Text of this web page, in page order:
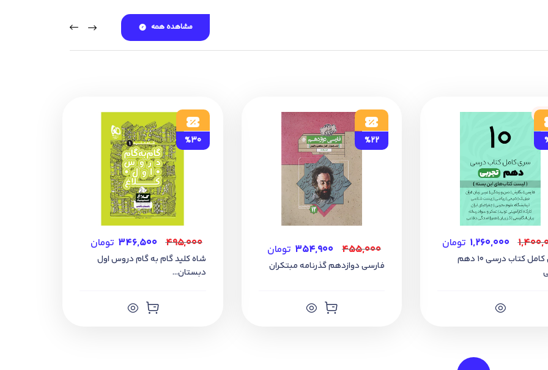
مشاهده همه
۱,۲۶۰,۰۰۰ تومان
سری کامل کتاب درسی 10 دهم
%22
۴۵۵,۰۰۰ ۳۵۴,۹۰۰ تومان
فارسی دوازدهم گذرنامه مبتکران
%30
۴۹۵,۰۰۰ ۳۴۶,۵۰۰ تومان
شاه کلید گام به گام دروس اول
دبستان...